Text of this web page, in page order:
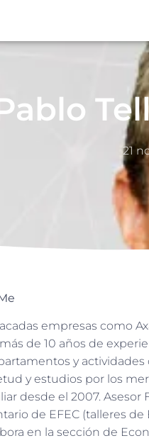
21
empresas como
de 10 años de
y actividades
y estudios por los
desde el 2007. Asesor
de EFEC (talleres
en la sección de